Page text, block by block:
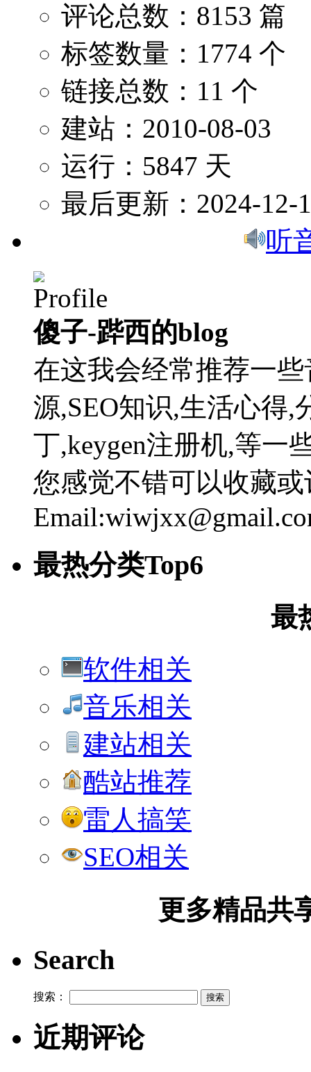
评论总数：8153 篇
标签数量：1774 个
链接总数：11 个
建站：2010-08-03
运行：5847 天
最后更新：2024-12-
听
傻子-跸西的blog
在这我会经常推荐一
源,SEO知识,生活心得,
丁,keygen注册机,等一
您感觉不错可以收藏
最热分类Top6
最
软件相关
音乐相关
建站相关
酷站推荐
雷人搞笑
SEO相关
更多精品共
Search
搜索：
近期评论